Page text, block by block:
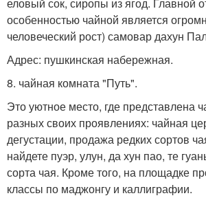
еловый сок, сиропы из ягод. Главной
особенностью чайной является
человеческий рост) самовар дахун
Адрес: пушкинская набережная.
8. чайная комната "Путь".
Это уютное место, где представлена
разных своих проявлениях: чайная
дегустации, продажа редких сортов
найдете пуэр, улун, да хун пао, те
сорта чая. Кроме того, на площадке
классы по маджонгу и каллиграфии.